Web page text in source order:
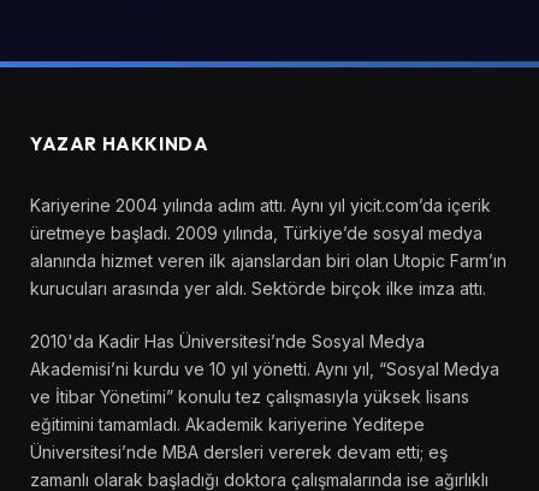
YAZAR HAKKINDA
Kariyerine 2004 yılında adım attı. Aynı yıl yicit.com’da içerik
üretmeye başladı. 2009 yılında, Türkiye’de sosyal medya
alanında hizmet veren ilk ajanslardan biri olan Utopic Farm’ın
kurucuları arasında yer aldı. Sektörde birçok ilke imza attı.
2010'da Kadir Has Üniversitesi’nde Sosyal Medya
Akademisi’ni kurdu ve 10 yıl yönetti. Aynı yıl, “Sosyal Medya
ve İtibar Yönetimi” konulu tez çalışmasıyla yüksek lisans
eğitimini tamamladı. Akademik kariyerine Yeditepe
Üniversitesi’nde MBA dersleri vererek devam etti; eş
zamanlı olarak başladığı doktora çalışmalarında ise ağırlıklı